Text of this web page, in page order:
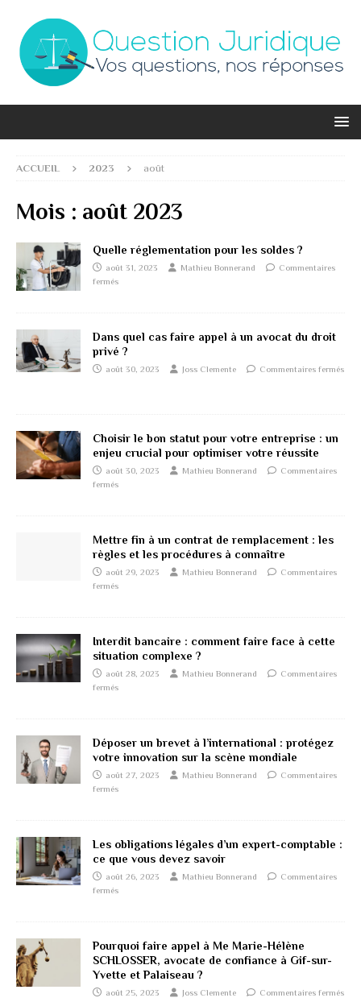
ACCUEIL 2023 août
Mois : août 2023
Quelle réglementation pour les soldes ?
août 31, 2023 Mathieu Bonnerand
Commentaires
fermés
Dans quel cas faire appel à un avocat du droit
privé ?
août 30, 2023 Joss Clemente Commentaires fermés
Choisir le bon statut pour votre entreprise : un
enjeu crucial pour optimiser votre réussite
août 30, 2023 Mathieu Bonnerand
Commentaires
fermés
Mettre fin à un contrat de remplacement : les
règles et les procédures à connaître
août 29, 2023 Mathieu Bonnerand
Commentaires
fermés
Interdit bancaire : comment faire face à cette
situation complexe ?
août 28, 2023 Mathieu Bonnerand
Commentaires
fermés
Déposer un brevet à l’international : protégez
votre innovation sur la scène mondiale
août 27, 2023 Mathieu Bonnerand
Commentaires
fermés
Les obligations légales d’un expert-comptable :
ce que vous devez savoir
août 26, 2023 Mathieu Bonnerand
Commentaires
fermés
Pourquoi faire appel à Me Marie-Hélène
SCHLOSSER, avocate de confiance à Gif-sur-
Yvette et Palaiseau ?
août 25, 2023 Joss Clemente Commentaires fermés